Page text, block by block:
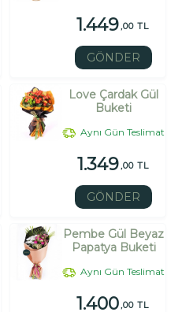
1.449,00 TL
GÖNDER
Love Çardak Gül
Buketi
Aynı Gün Teslimat
1.349,00 TL
GÖNDER
Pembe Gül Beyaz
Papatya Buketi
Aynı Gün Teslimat
1.400,00 TL